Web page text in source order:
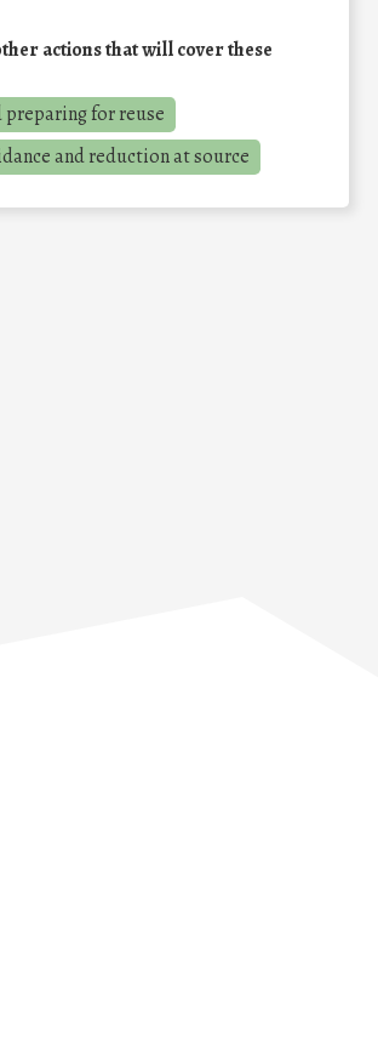
actions that will cover these
preparing for reuse
and reduction at source